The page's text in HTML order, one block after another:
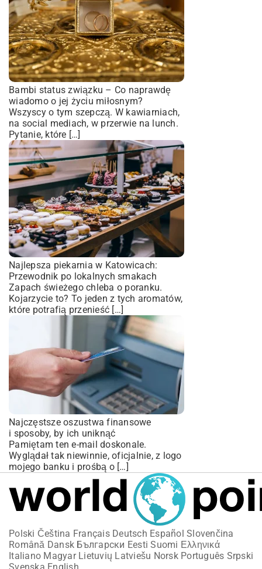
Bambi status związku – Co naprawdę
wiadomo o jej życiu miłosnym?
Wszyscy o tym szepczą. W kawiarniach,
na social mediach, w przerwie na lunch.
Pytanie, które […]
Najlepsza piekarnia w Katowicach:
Przewodnik po lokalnych smakach
Zapach świeżego chleba o poranku.
Kojarzycie to? To jeden z tych aromatów,
które potrafią przenieść […]
Najczęstsze oszustwa finansowe
i sposoby, by ich uniknąć
Pamiętam ten e-mail doskonale.
Wyglądał tak niewinnie, oficjalnie, z logo
mojego banku i prośbą o […]
Polski Čeština Français Deutsch Español Slovenčina
Română Dansk Български Eesti Suomi Ελληνικά
Italiano Magyar Lietuvių Latviešu Norsk Português Srpski